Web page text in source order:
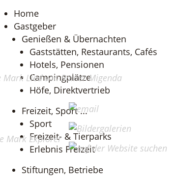
Home
Gastgeber
Genießen & Übernachten
Gaststätten, Restaurants, Cafés
Hotels, Pensionen
Campingplätze
Höfe, Direktvertrieb
Freizeit, Sport ...
Sport
Freizeit- & Tierparks
Erlebnis Freizeit
Stiftungen, Betriebe